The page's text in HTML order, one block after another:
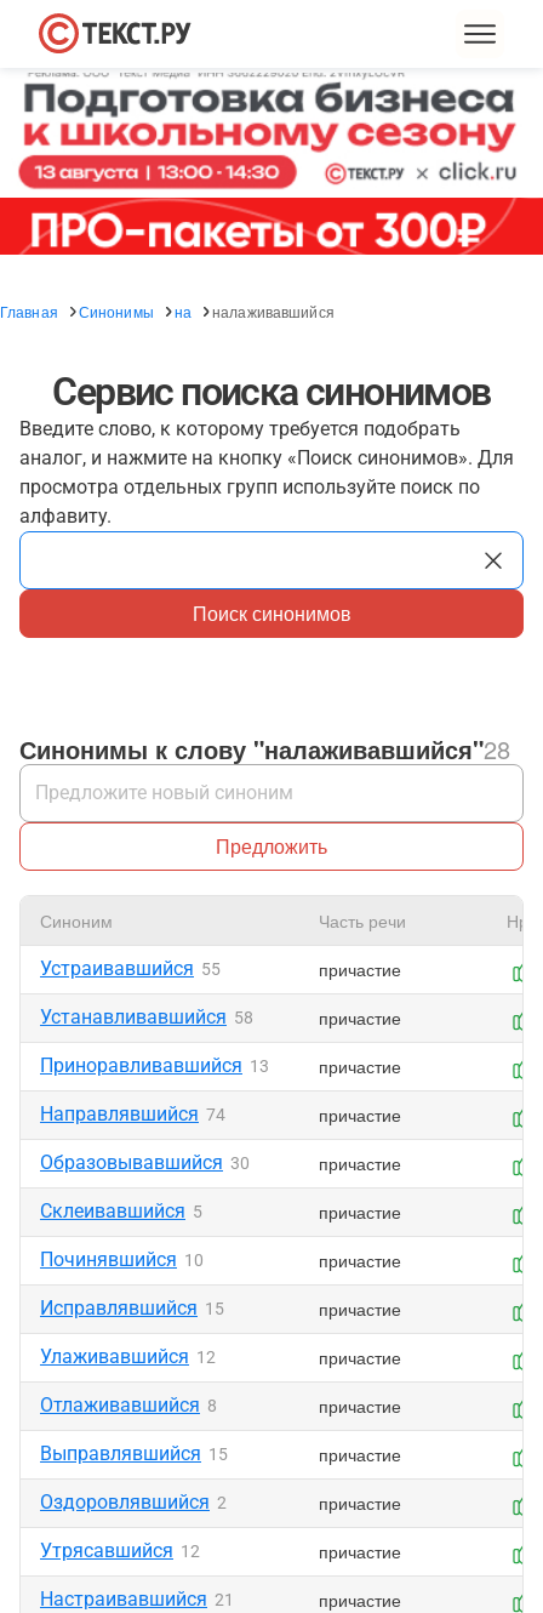
Главная Синонимы на налаживавшийся
Сервис поиска синонимов
Введите слово, к которому требуется подобрать
аналог, и нажмите на кнопку «Поиск синонимов». Для
просмотра отдельных групп используйте поиск по
алфавиту.
Поиск синонимов
Синонимы к слову "налаживавшийся"28
Предложить
Синоним Часть речи
Устраивавшийся 55 причастие
Устанавливавшийся 58 причастие
Приноравливавшийся 13 причастие
Направлявшийся 74 причастие
Образовывавшийся 30 причастие
Склеивавшийся 5 причастие
Починявшийся 10 причастие
Исправлявшийся 15 причастие
Улаживавшийся 12 причастие
Отлаживавшийся 8 причастие
Выправлявшийся 15 причастие
Оздоровлявшийся 2 причастие
Утрясавшийся 12 причастие
Настраивавшийся 21 причастие